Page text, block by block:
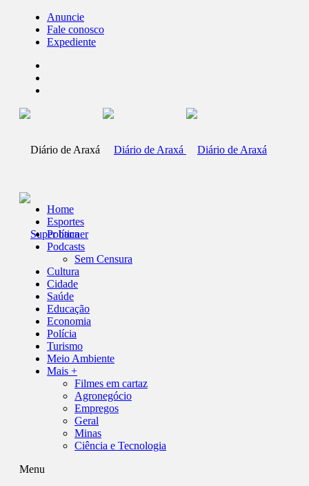
Anuncie
Fale conosco
Expediente
Home
Esportes
Política
Podcasts
Sem Censura
Cultura
Cidade
Saúde
Educação
Economia
Polícia
Turismo
Meio Ambiente
Mais +
Filmes em cartaz
Agronegócio
Empregos
Geral
Minas
Ciência e Tecnologia
Menu